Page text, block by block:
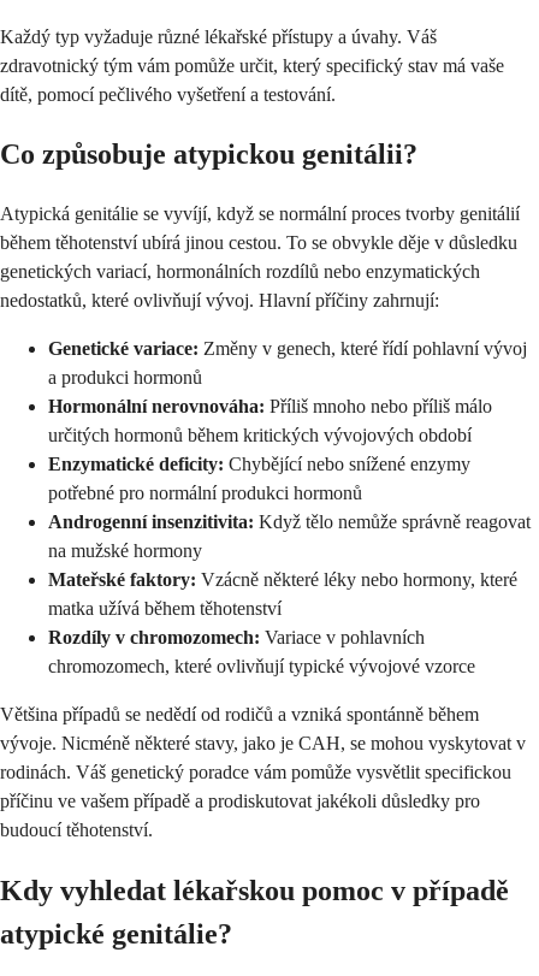
Každý typ vyžaduje různé lékařské přístupy a úvahy. Váš
zdravotnický tým vám pomůže určit, který specifický stav má vaše
dítě, pomocí pečlivého vyšetření a testování.
Co způsobuje atypickou genitálii?
Atypická genitálie se vyvíjí, když se normální proces tvorby genitálií
během těhotenství ubírá jinou cestou. To se obvykle děje v důsledku
genetických variací, hormonálních rozdílů nebo enzymatických
nedostatků, které ovlivňují vývoj. Hlavní příčiny zahrnují:
Genetické variace: Změny v genech, které řídí pohlavní vývoj
a produkci hormonů
Hormonální nerovnováha: Příliš mnoho nebo příliš málo
určitých hormonů během kritických vývojových období
Enzymatické deficity: Chybějící nebo snížené enzymy
potřebné pro normální produkci hormonů
Androgenní insenzitivita: Když tělo nemůže správně reagovat
na mužské hormony
Mateřské faktory: Vzácně některé léky nebo hormony, které
matka užívá během těhotenství
Rozdíly v chromozomech: Variace v pohlavních
chromozomech, které ovlivňují typické vývojové vzorce
Většina případů se nedědí od rodičů a vzniká spontánně během
vývoje. Nicméně některé stavy, jako je CAH, se mohou vyskytovat v
rodinách. Váš genetický poradce vám pomůže vysvětlit specifickou
příčinu ve vašem případě a prodiskutovat jakékoli důsledky pro
budoucí těhotenství.
Kdy vyhledat lékařskou pomoc v případě
atypické genitálie?